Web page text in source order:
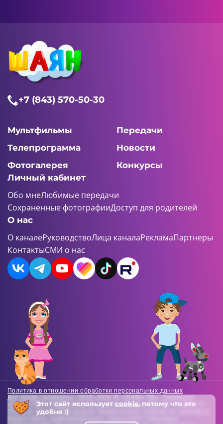
+7 (843) 570-50-30
Мультфильмы
Передачи
Телепрограмма
Новости
Фотогалерея
Конкурсы
Личный кабинет
Обо мнеЛюбимые передачи
Сохраненные фотографииДоступ для родителей
О нас
О каналеРуководствоЛица каналаРекламаПартнеры
КонтактыСМИ о нас
Политика в отношении обработки персональных данных
Все права защищены. 2018-2026 © «ШАЯН ТВ». Телеканал
«ШАЯН ТВ» , Свидетельство о регистрации СМИ Эл-Л №ФС77-
73138 от 22.06.2018 выдано Федеральной службой по надзору в
сфере связи, информационных технологий и массовых
Этот сайт использует cookie, потому что это
удобно :)